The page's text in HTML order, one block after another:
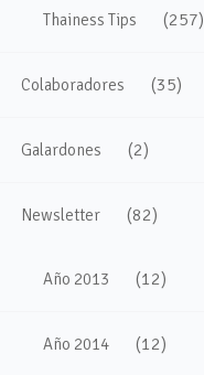
Thainess Tips (257)
Colaboradores (35)
Galardones (2)
Newsletter (82)
Año 2013 (12)
Año 2014 (12)